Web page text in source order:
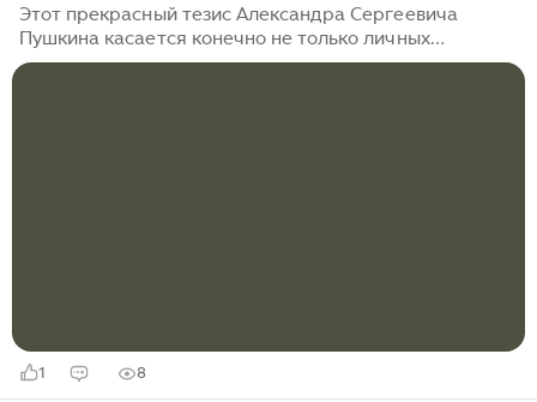
Этот прекрасный тезис Александра Сергеевича
Пушкина касается конечно не только личных
отношений человека, и и его семейного бытия и то
1 8